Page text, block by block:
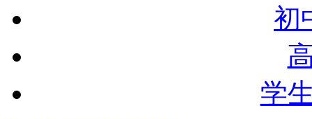
初
学